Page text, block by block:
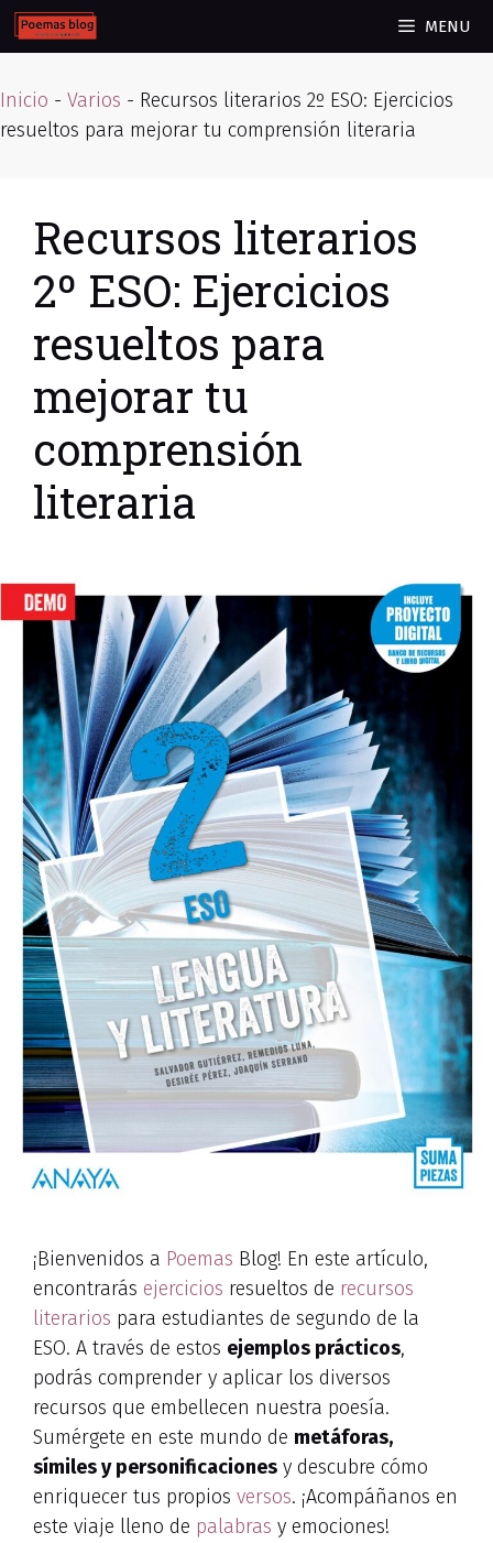
Skip
to
MENU
Inicio - Varios - Recursos literarios 2º ESO: Ejercicios
resueltos para mejorar tu comprensión literaria
Recursos literarios
2º ESO: Ejercicios
resueltos para
mejorar tu
comprensión
literaria
¡Bienvenidos a Poemas Blog! En este artículo,
encontrarás ejercicios resueltos de recursos
literarios para estudiantes de segundo de la
ESO. A través de estos ejemplos prácticos,
podrás comprender y aplicar los diversos
recursos que embellecen nuestra poesía.
Sumérgete en este mundo de metáforas,
símiles y personificaciones y descubre cómo
enriquecer tus propios versos. ¡Acompáñanos en
este viaje lleno de palabras y emociones!